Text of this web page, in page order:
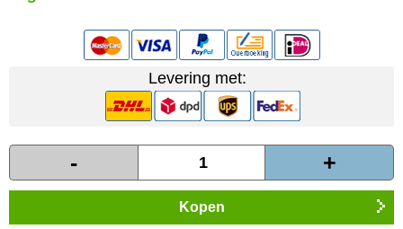
Levering met:
- +
Kopen